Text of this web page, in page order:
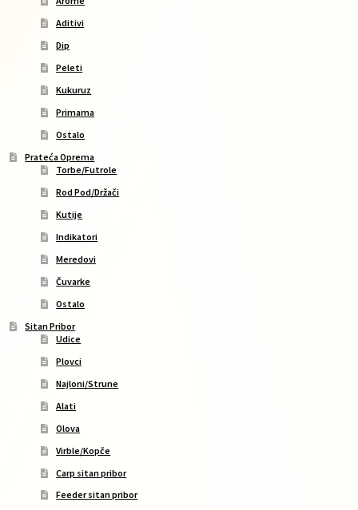
Aditivi
Dip
Peleti
Kukuruz
Primama
Ostalo
Prateća Oprema
Torbe/Futrole
Rod Pod/Držači
Kutije
Indikatori
Meredovi
Čuvarke
Ostalo
Sitan Pribor
Udice
Plovci
Najloni/Strune
Alati
Olova
Virble/Kopče
Carp sitan pribor
Feeder sitan pribor